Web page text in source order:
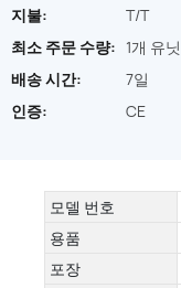
지불:
T/T
최소 주문 수량: 1개 유닛
배송 시간:
7일
인증:
CE
모델 번호
용품
포장